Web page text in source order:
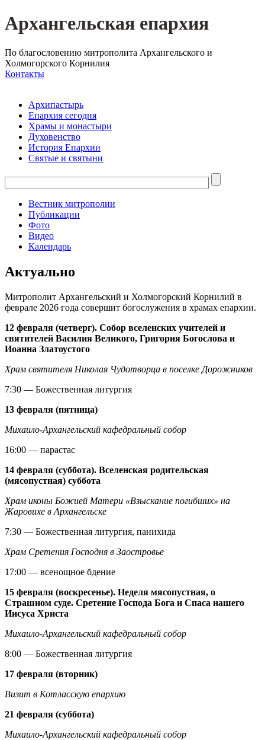
Архангельская епархия
По благословению митрополита Архангельского и
Холмогорского Корнилия
Контакты
Архипастырь
Епархия сегодня
Храмы и монастыри
Духовенство
История Епархии
Святые и святыни
Вестник митрополии
Публикации
Фото
Видео
Календарь
Актуально
Митрополит Архангельский и Холмогорский Корнилий в
феврале 2026 года совершит богослужения в храмах епархии.
12 февраля (четверг). Собор вселенских учителей и
святителей Василия Великого, Григория Богослова и
Иоанна Златоустого
Храм святителя Николая Чудотворца в поселке Дорожников
7:30 — Божественная литургия
13 февраля (пятница)
Михаило-Архангельский кафедральный собор
16:00 — парастас
14 февраля (суббота). Вселенская родительская
(мясопустная) суббота
Храм иконы Божией Матери «Взыскание погибших» на
Жаровихе в Архангельске
7:30 — Божественная литургия, панихида
Храм Сретения Господня в Заостровье
17:00 — всенощное бдение
15 февраля (воскресенье). Неделя мясопустная, о
Страшном суде. Сретение Господа Бога и Спаса нашего
Иисуса Христа
Михаило-Архангельский кафедральный собор
8:00 — Божественная литургия
17 февраля (вторник)
Визит в Котласскую епархию
21 февраля (суббота)
Михаило-Архангельский кафедральный собор